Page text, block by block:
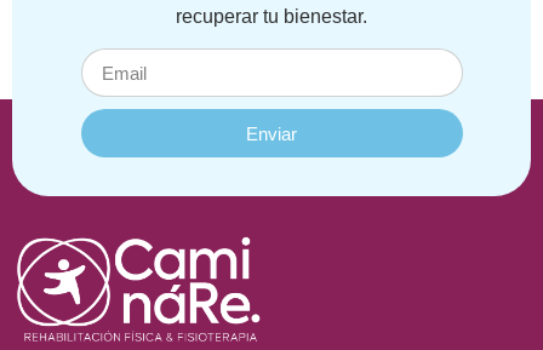
recuperar tu bienestar.
Enviar